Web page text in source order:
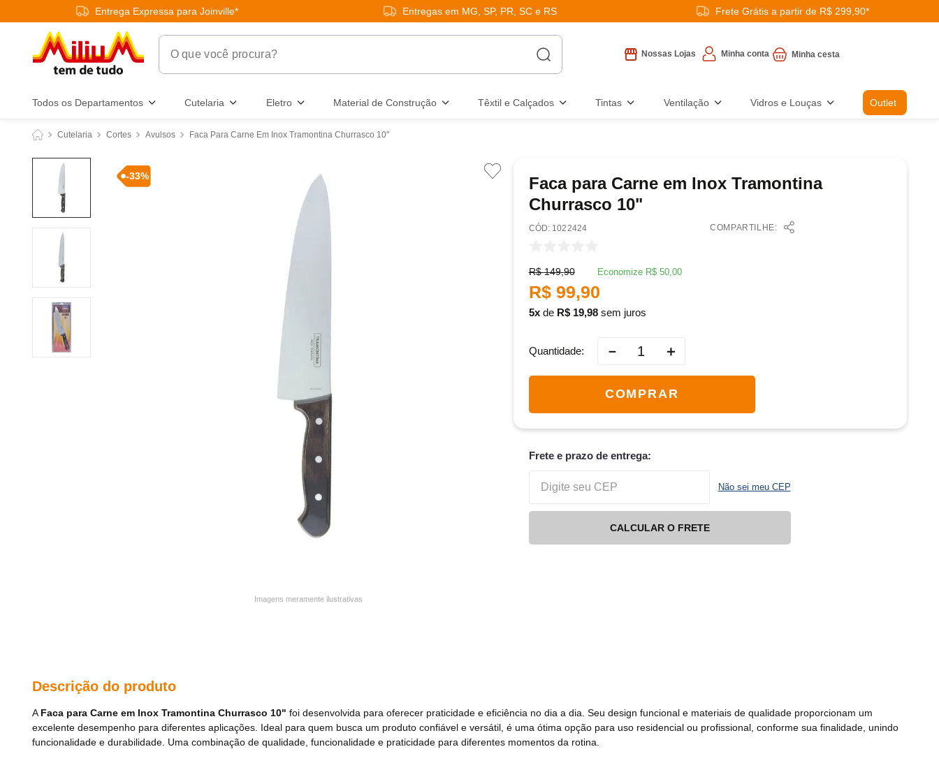
Entrega Expressa para Joinville* Entregas em MG, SP, PR, SC e RS Frete Grátis a partir de R$ 299,90*
O que você procura?
Nossas Lojas Minha conta
Todos os Departamentos Cutelaria Eletro Material de Construção Têxtil e Calçados Tintas Ventilação Vidros e Louças Outlet
Cutelaria Cortes Avulsos Faca Para Carne Em Inox Tramontina Churrasco 10"
-33%
Imagens meramente ilustrativas
Faca para Carne em Inox Tramontina
Churrasco 10"
: 1022424 COMPARTILHE:
R$ 149,90 Economize R$ 50,00
R$ 99,90
5 de R$ 19,98sem juros
Quantidade ＋
－
COMPRAR
Frete e prazo de entrega:
Não sei meu CEP
CALCULAR O FRETE
Descrição do produto
A Faca para Carne em Inox Tramontina Churrasco 10" foi desenvolvida para oferecer praticidade e eficiência no dia a dia. Seu design funcional e materiais de qualidade proporcionam um
excelente desempenho para diferentes aplicações. Ideal para quem busca um produto confiável e versátil, é uma ótima opção para uso residencial ou profissional, conforme sua finalidade, unindo
funcionalidade e durabilidade. Uma combinação de qualidade, funcionalidade e praticidade para diferentes momentos da rotina.